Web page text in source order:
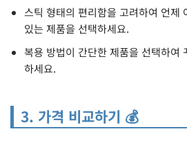
스틱 형태의 편리함을 고려하여 언제
있는 제품을 선택하세요.
복용 방법이 간단한 제품을 선택하여
하세요.
3. 가격 비교하기 💰